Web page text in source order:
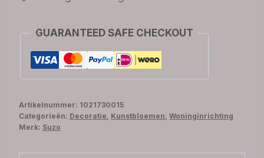
GUARANTEED SAFE CHECKOUT
Artikelnummer: 1021730015
Categorieën: Decoratie Kunstbloemen Woninginrichting
Merk: Suzo